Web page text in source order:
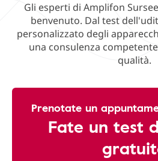
Gli esperti di Amplifon
benvenuto. Dal test
personalizzato degli
una consulenza
qualità.
Prenotate un
Fate un test